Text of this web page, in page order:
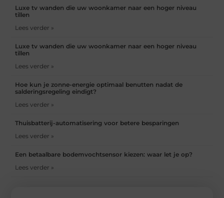
Luxe tv wanden die uw woonkamer naar een hoger niveau
tillen
Lees verder »
Luxe tv wanden die uw woonkamer naar een hoger niveau
tillen
Lees verder »
Hoe kun je zonne-energie optimaal benutten nadat de
salderingsregeling eindigt?
Lees verder »
Thuisbatterij-automatisering voor betere besparingen
Lees verder »
Een betaalbare bodemvochtsensor kiezen: waar let je op?
Lees verder »